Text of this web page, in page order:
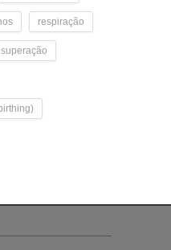
respiração
superação